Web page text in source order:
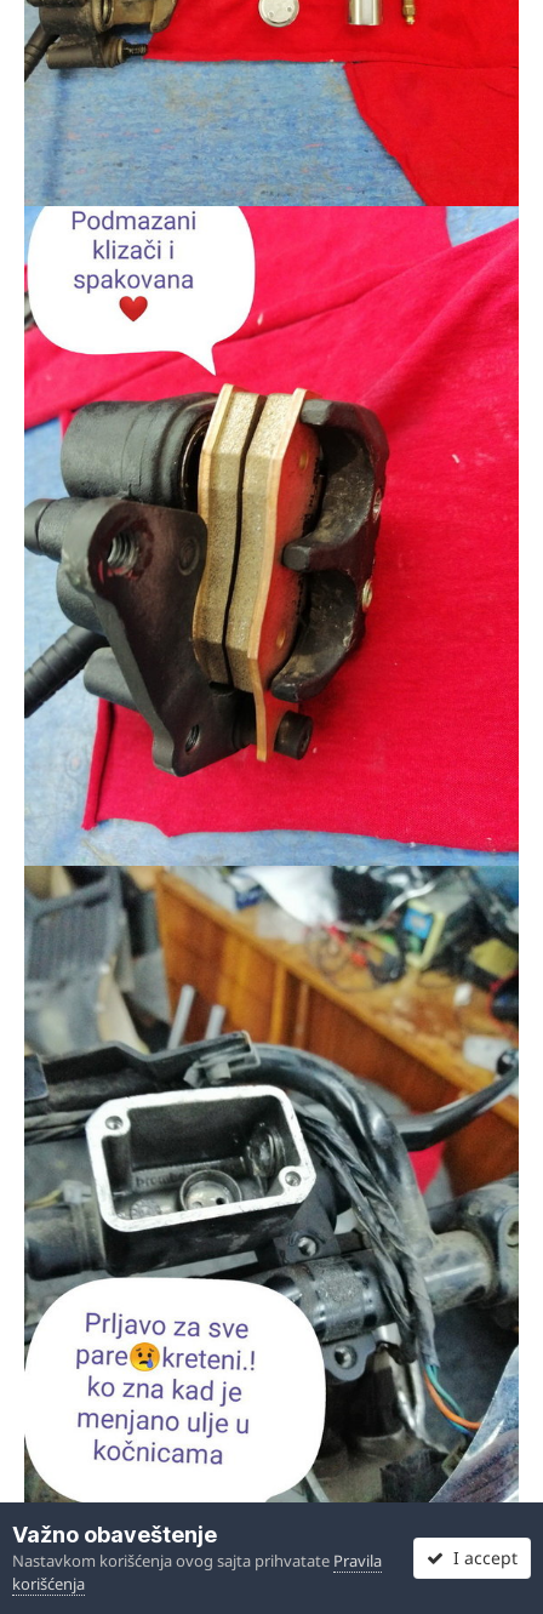
Važno obaveštenje
Nastavkom korišćenja ovog sajta prihvatate Pravila
korišćenja
I accept